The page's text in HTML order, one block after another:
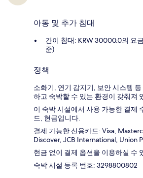
아동 및 추가 침대
간이 침대: KRW 30000.0의 요
준)
정책
소화기, 연기 감지기, 보안 시스템
하고 숙박할 수 있는 환경이 갖춰져
이 숙박 시설에서 사용 가능한 결제
드, 현금입니다.
결제 가능한 신용카드: Visa,
Discover, JCB International, Union
현금 없이 결제 옵션을 이용하실 수
숙박 시설 등록 번호: 3298800802